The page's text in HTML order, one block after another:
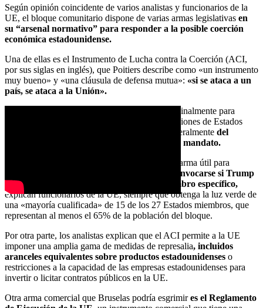
Según opinión coincidente de varios analistas y funcionarios de la
UE, el bloque comunitario dispone de varias armas legislativas en
su “arsenal normativo” para responder a la posible coerción
económica estadounidense.
Una de ellas es el Instrumento de Lucha contra la Coerción (ACI,
por sus siglas en inglés), que Poitiers describe como «un instrumento
muy bueno» y «una cláusula de defensa mutua»: «si se ataca a un
país, se ataca a la Unión».
Irónicamente, esa herramienta se desarrolló originalmente para
ayudar a las empresas europeas a evitar las sanciones de Estados
Unidos después de que Trump se retirara unilateralmente del
acuerdo nuclear con Irán durante su primer mandato.
Esa herramienta política, ahora considerada un arma útil para
podría invocarse si Trump
intenta imponer aranceles a un Estado miembro específico,
explican funcionarios de la UE, siempre que obtenga la luz verde de
una «mayoría cualificada» de 15 de los 27 Estados miembros, que
representan al menos el 65% de la población del bloque.
Por otra parte, los analistas explican que el ACI permite a la UE
imponer una amplia gama de medidas de represalia, incluidos
aranceles equivalentes sobre productos estadounidenses o
restricciones a la capacidad de las empresas estadounidenses para
invertir o licitar contratos públicos en la UE.
Otra arma comercial que Bruselas podría esgrimires el Reglamento